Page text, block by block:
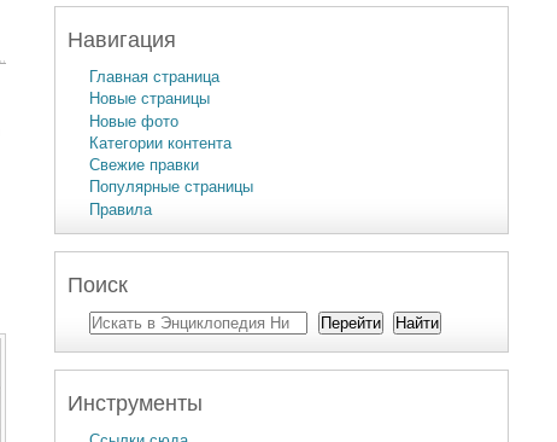
Навигация
Главная страница
Новые страницы
Новые фото
Категории контента
Свежие правки
Популярные страницы
Правила
Поиск
Инструменты